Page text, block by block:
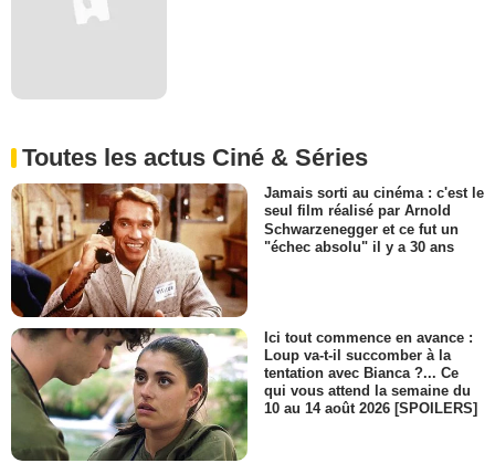
Toutes les actus Ciné & Séries
Jamais sorti au cinéma : c'est le
seul film réalisé par Arnold
Schwarzenegger et ce fut un
"échec absolu" il y a 30 ans
Ici tout commence en avance :
Loup va-t-il succomber à la
tentation avec Bianca ?... Ce
qui vous attend la semaine du
10 au 14 août 2026 [SPOILERS]